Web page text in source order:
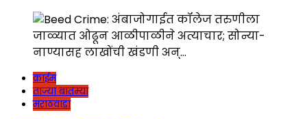
क्राईम
ताज्या बातम्या
मराठवाडा